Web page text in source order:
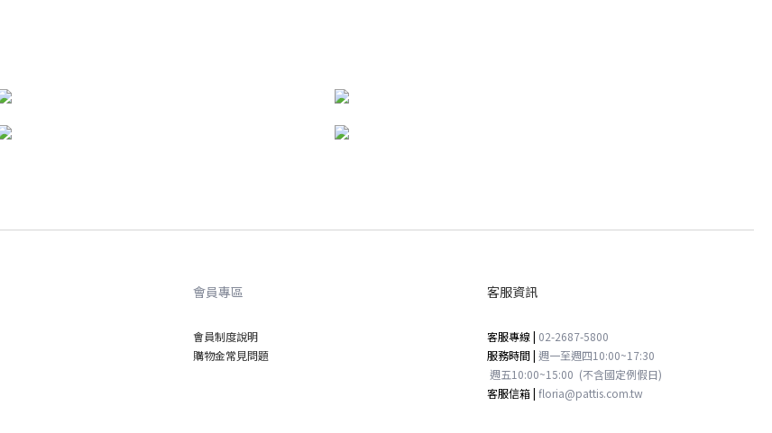
會員專區
會員制度說明
購物金常見問題
客服資訊
客服專線 | 02-2687-5800
服務時間 | 週一至週四10:00~17:30
週五10:00~15:00 (不含國定例假日)
客服信箱 | floria@pattis.com.tw